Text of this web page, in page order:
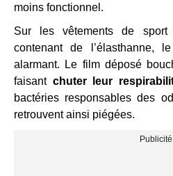
moins fonctionnel.
Sur les vêtements de sport
contenant de l’élasthanne,
alarmant. Le film déposé
faisant chuter leur
bactéries responsables des
retrouvent ainsi piégées.